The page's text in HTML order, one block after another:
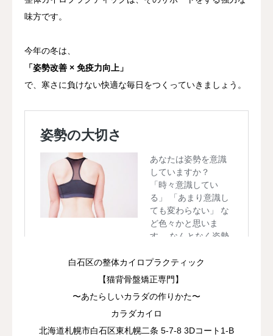
味方です。
今年の冬は、
「姿勢改善 × 免疫力向上」
で、寒さに負けない快適な毎日をつくっていきましょう。
白石区の整体カイロプラクティック
【猫背骨盤矯正専門】
〜あたらしいカラダの作りかた〜
カラダカイロ
北海道札幌市白石区東札幌二条 5-7-8 3Dコート1-B